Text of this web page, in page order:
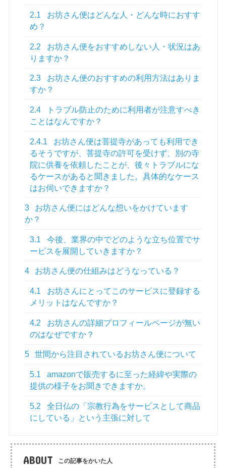
2.1
お坊さん便はどんな人・どんな時におすす
め？
2.2
お坊さん便をおすすめしない人・状況はあ
りますか？
2.3
お坊さん便のおすすめの利用方法はありま
すか？
2.4
トラブル防止のために利用者が注意すべき
ことはなんですか？
2.4.1
お坊さん便は菩提寺があっても利用でき
るそうですが、菩提寺の許可を受けず、別の寺
院に供養を依頼したことが、後々トラブルにな
るケースがあると聞きました。具体的なケース
はお伺いできますか？
3
お坊さん便にはどんな想いをかけています
か？
3.1
今後、業界の中でどのような立ち位置でサ
ービスを展開していきますか？
4 お坊さん便の仕組みはどうなっている？
4.1
お坊さんにとってこのサービスに登録する
メリットはなんですか？
4.2
お坊さんの詳細プロフィールページが無い
のはなぜですか？
5 世間から注目されているお坊さん便について
5.1
amazonで販売するに至った経緯や実際の
提供の様子をお聞きできますか。
5.2
全日仏の「宗教行為をサービスとして商品
にしている」という主張に対して
ABOUT この記事をかいた人